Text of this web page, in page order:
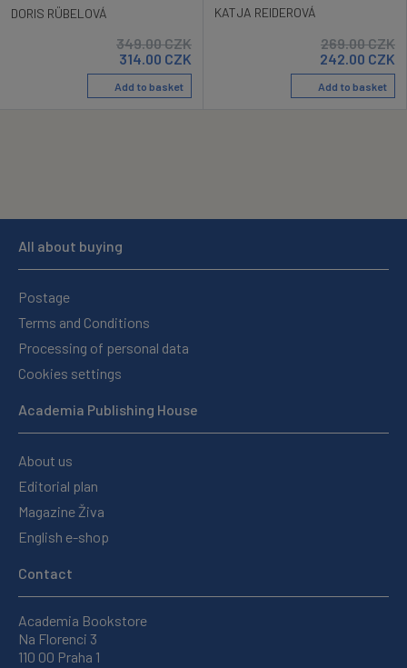
DORIS RÜBELOVÁ
349.00CZK
314.00 CZK
Add to basket
KATJA REIDEROVÁ
269.00CZK
242.00 CZK
Add to basket
All about buying
Postage
Terms and Conditions
Processing of personal data
Cookies settings
Academia Publishing House
About us
Editorial plan
Magazine Živa
English e-shop
Contact
Academia Bookstore
Na Florenci 3
110 00 Praha 1